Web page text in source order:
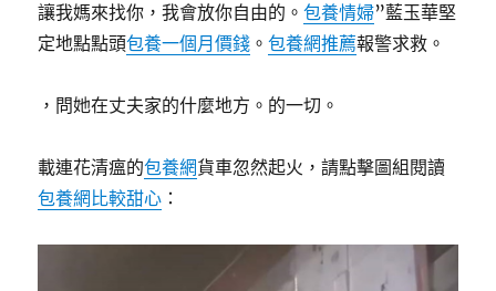
讓我媽來找你，我會放你自由的。包養情婦”藍玉華堅
定地點點頭包養一個月價錢 。包養網推薦報警求救。
，問她在丈夫家的什麼地方。的一切。
載連花清瘟的包養網貨車忽然起火，請點擊圖組閱讀
包養網比較甜心 ：